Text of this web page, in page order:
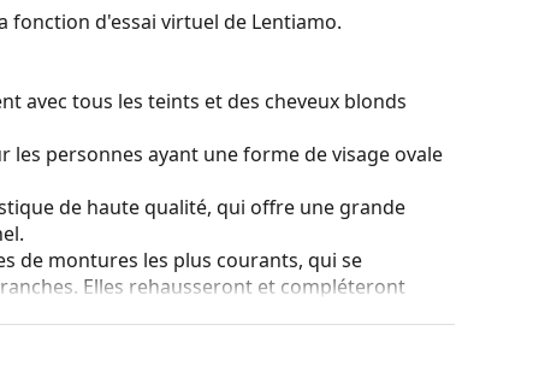
fonction d'essai virtuel de Lentiamo.
avec tous les teints et des cheveux blonds
personnes ayant une forme de visage ovale
de haute qualité, qui offre une grande
de montures les plus courants, qui se
Elles rehausseront et compléteront
leur protection contre les dommages. Ce type
de plus grande puissance optique.